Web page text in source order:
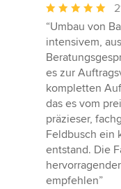
Bewertung:
5
von
5
Sternen
“Umbau von
intensivem,
es zur
kompletten
das es vom
präzieser,
Feldbusch ein
entstand. Die
empfehlen”